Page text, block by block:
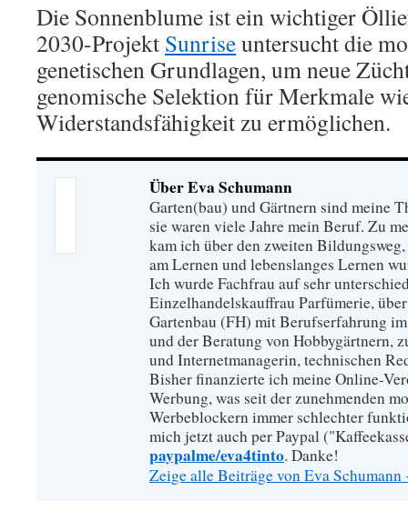
Die Sonnenblume ist ein wichtiger
2030-Projekt Sunriseuntersucht die
genetischen Grundlagen, um neue
genomische Selektion für Merkmale
Widerstandsfähigkeit zu ermöglichen.
Über Eva Schumann
Garten(bau) und Gärtnern sind meine
sie waren viele Jahre mein Beruf. Zu
kam ich über den zweiten
am Lernen und lebenslanges Lernen
Ich wurde Fachfrau auf sehr
Einzelhandelskauffrau Parfümerie,
Gartenbau (FH) mit Berufserfahrung
und der Beratung von Hobbygärtnern,
und Internetmanagerin, technischen
Bisher finanzierte ich meine Online-
Werbung, was seit der zunehmenden
Werbeblockern immer schlechter
mich jetzt auch per Paypal
paypalme/eva4tinto. Danke!
Zeige alle Beiträge von Eva Schumann